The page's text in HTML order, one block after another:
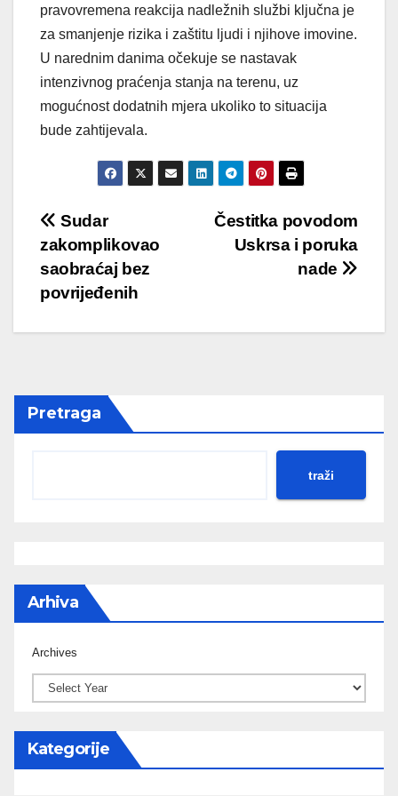
pravovremena reakcija nadležnih službi ključna je
za smanjenje rizika i zaštitu ljudi i njihove imovine.
U narednim danima očekuje se nastavak
intenzivnog praćenja stanja na terenu, uz
mogućnost dodatnih mjera ukoliko to situacija
bude zahtijevala.
Post
navigation
Čestitka povodom
Uskrsa i poruka
nade
Sudar
zakomplikovao
saobraćaj bez
povrijeđenih
Pretraga
traži
Arhiva
Archives
Kategorije